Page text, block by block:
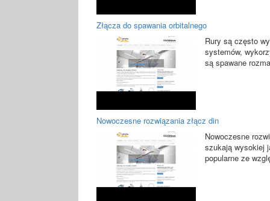
Złącza do spawania orbitalnego
Rury są często
systemów,
są spawane
Nowoczesne rozwiązania złącz din
Nowoczesne
szukają wysokiej
popularne ze